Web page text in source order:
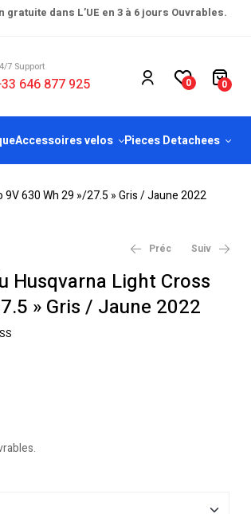
gratuite dans L’UE en 3 à 6 jours Ouvrables.
7 Support
646 877 925 0 0
Accessoires velos Pieces Detachees
630 Wh 29 »/27.5 » Gris / Jaune 2022
Préc
€5,299.00
€4,599.99
Suiv
€5,499.00
€4,149.99
Husqvarna Light Cross
» Gris / Jaune 2022